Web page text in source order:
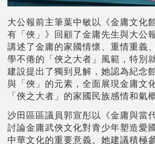
大公報前主筆葉中敏以《金庸文化
有「俠」》回顧了金庸先生與大公
講述了金庸的家國情懷、重情重義
學不倦的「俠之大者」風範，特別
建設提出了獨到見解，她認為紀念
與「俠」的元素，全面展現金庸文
「俠之大者」的家國民族感情和氣概
沙田區區議員郭宣彤以《金庸與當
討論金庸武俠文化對青少年塑造愛
中華文化的重要意義。她建議積極